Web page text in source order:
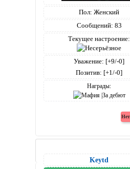
Пол: Женский
Сообщений: 83
Текущее настроение:
Уважение: [+9/-0]
Позитив: [+1/-0]
Награды:
Keytd